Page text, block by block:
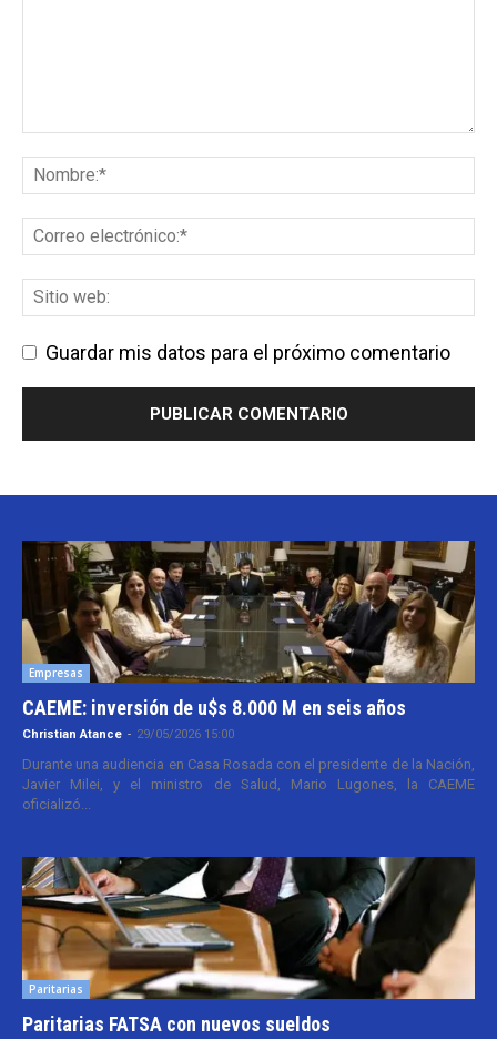
Guardar mis datos para el próximo comentario
Empresas
CAEME: inversión de u$s 8.000 M en seis años
Christian Atance - 29/05/2026 15:00
Durante una audiencia en Casa Rosada con el presidente de la Nación,
Javier Milei, y el ministro de Salud, Mario Lugones, la CAEME
oficializó...
Paritarias
Paritarias FATSA con nuevos sueldos